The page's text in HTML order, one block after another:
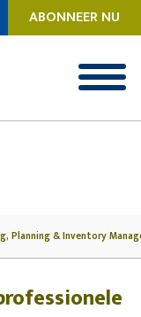
ABONNEER NU
Planning & Inventory